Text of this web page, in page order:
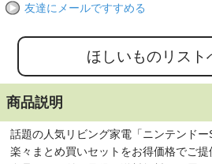
友達にメールですすめる
商品説明
話題の人気リビング家電「ニンテンド
楽々まとめ買いセットをお得価格でご提